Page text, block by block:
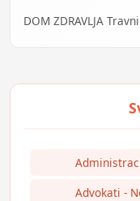
DOM ZDRAVLJA
Advokati -